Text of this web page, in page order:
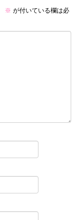
※ が付いている欄は必